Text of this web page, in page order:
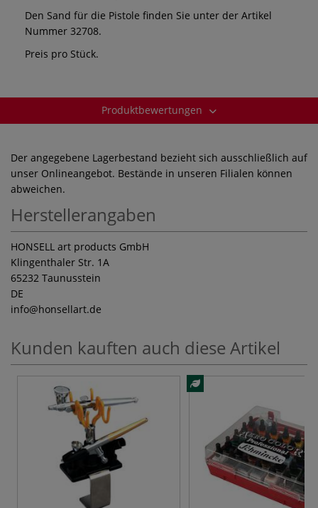
Den Sand für die Pistole finden Sie unter der Artikel
Nummer 32708.
Preis pro Stück.
Produktbewertungen
Der angegebene Lagerbestand bezieht sich ausschließlich auf
unser Onlineangebot. Bestände in unseren Filialen können
abweichen.
Herstellerangaben
HONSELL art products GmbH
Klingenthaler Str. 1A
65232 Taunusstein
DE
info@honsellart.de
Kunden kauften auch diese Artikel